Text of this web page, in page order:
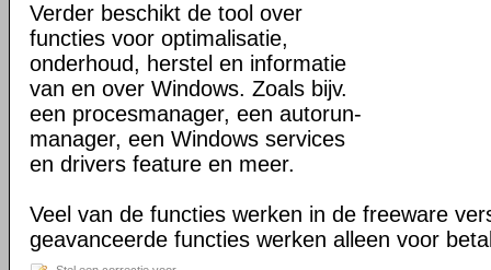
Verder beschikt de tool over
functies voor optimalisatie,
onderhoud, herstel en informatie
van en over Windows. Zoals bijv.
een procesmanager, een autorun-
manager, een Windows services
en drivers feature en meer.
Veel van de functies werken in de freeware
geavanceerde functies werken alleen voor